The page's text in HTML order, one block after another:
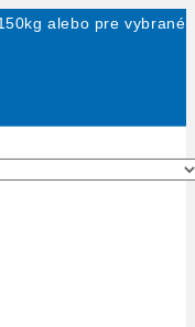
alebo pre vybrané